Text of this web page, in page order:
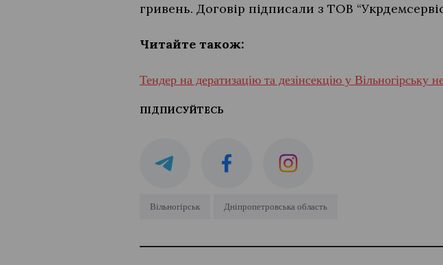
гривень. Договір підписали з ТОВ
Читайте також:
Тендер на дератизацію та дезінсекцію у Вільногірську
ПІДПИСУЙТЕСЬ
Вільногірськ Дніпропетровська область